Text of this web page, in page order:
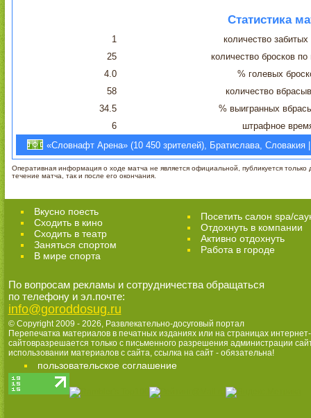
Статистика
1
количество
25
количество бросков по
4.0
% голевых
58
количество
34.5
% выигранных
6
штрафное
«Словнафт Арена» (10 450 зрителей), Братислава, Словакия
Оперативная информация о ходе матча не является официальной, публикуется только
течение матча, так и после его окончания.
Вкусно поесть
Сходить в кино
Cходить в театр
Заняться спортом
В мире спорта
Посетить салон spa/
Отдохнуть в компании
Активно отдохнуть
Работа в городе
По вопросам рекламы и сотрудничества обращаться
по телефону и эл.почте:
info@goroddosug.ru
© Copyright 2009 - 2026, Развлекательно-досуговый портал
Перепечатка материалов в печатных изданиях или на страницах интернет-
сайтовразрешается только с письменного разрешения администрации
использовании материалов с сайта, ссылка на сайт - обязательна!
пользовательское соглашение